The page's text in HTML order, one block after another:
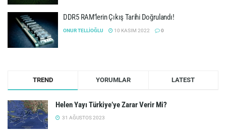
DDR5 RAM’lerin Çıkış Tarihi Doğrulandı!
ONUR TELLIOĞLU 10 KASIM 2022 0
TREND YORUMLAR LATEST
Helen Yayı Türkiye’ye Zarar Verir Mi?
31 AĞUSTOS 2023